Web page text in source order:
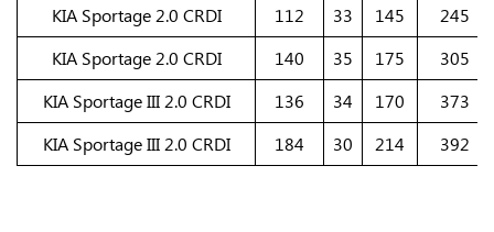
KIA Sportage 2.0 CRDI
112 33 145
245
KIA Sportage 2.0 CRDI
140 35 175
305
KIA Sportage III 2.0 CRDI
136 34 170
373
KIA Sportage III 2.0 CRDI
184 30 214 392